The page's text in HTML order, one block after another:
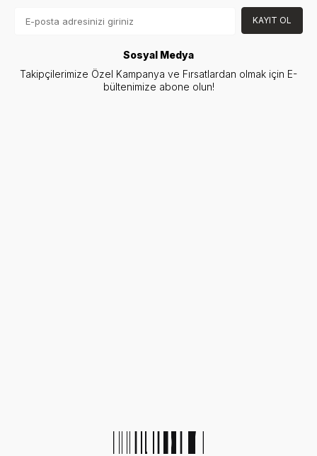
KAYIT OL
Sosyal Medya
Takipçilerimize Özel Kampanya ve Fırsatlardan olmak için E-
bültenimize abone olun!